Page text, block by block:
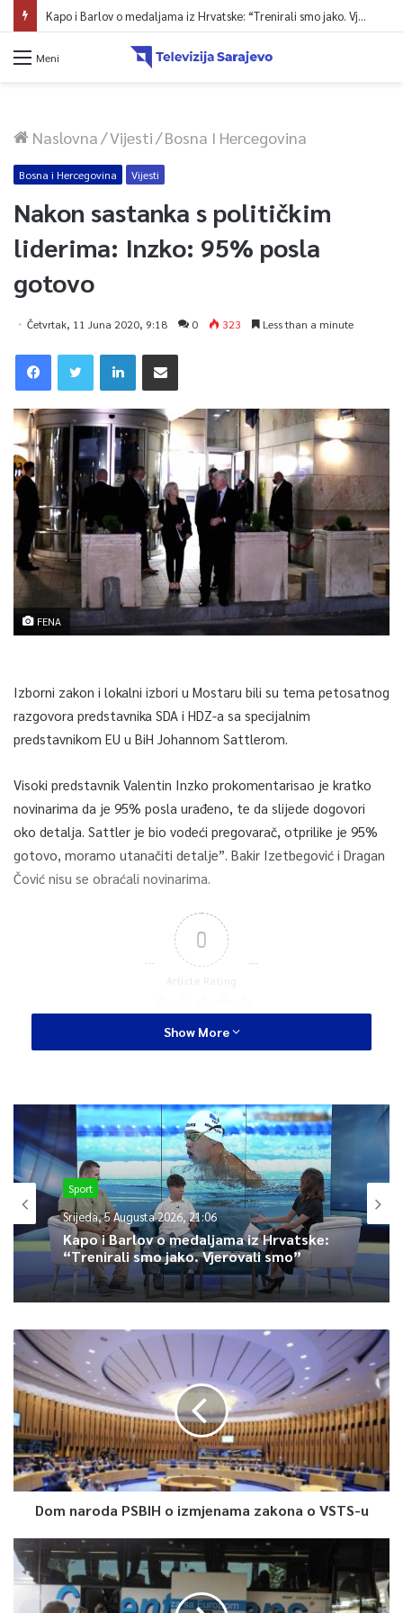
Kapo i Barlov o medaljama iz Hrvatske: “Trenirali smo jako. Vjerovali smo”
Meni
Naslovna/Vijesti/Bosna I Hercegovina
Bosna i Hercegovina Vijesti
Nakon sastanka s političkim
liderima: Inzko: 95% posla
gotovo
Četvrtak, 11 Juna 2020, 9:18 0 323 Less than a minute
FENA
Izborni zakon i lokalni izbori u Mostaru bili su tema petosatnog
razgovora predstavnika SDA i HDZ-a sa specijalnim
predstavnikom EU u BiH Johannom Sattlerom.
Visoki predstavnik Valentin Inzko prokomentarisao je kratko
novinarima da je 95% posla urađeno, te da slijede dogovori
oko detalja. Sattler je bio vodeći pregovarač, otprilike je 95%
gotovo, moramo utanačiti detalje”. Bakir Izetbegović i Dragan
Čović nisu se obraćali novinarima.
0
Article Rating
Show More
Sport
Srijeda, 5 Augusta 2026, 21:06
Kapo i Barlov o medaljama iz Hrvatske:
“Trenirali smo jako. Vjerovali smo”
Dom naroda PSBIH o izmjenama zakona o VSTS-u